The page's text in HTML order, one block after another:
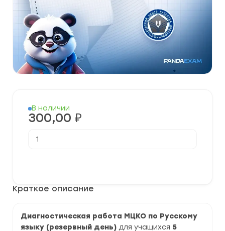
Краткое описание
Диагностическая работа МЦКО по Русскому
языку (резервный день) для учащихся 5
В наличии
300,00 ₽
товара
Русскому
класс
задания
и